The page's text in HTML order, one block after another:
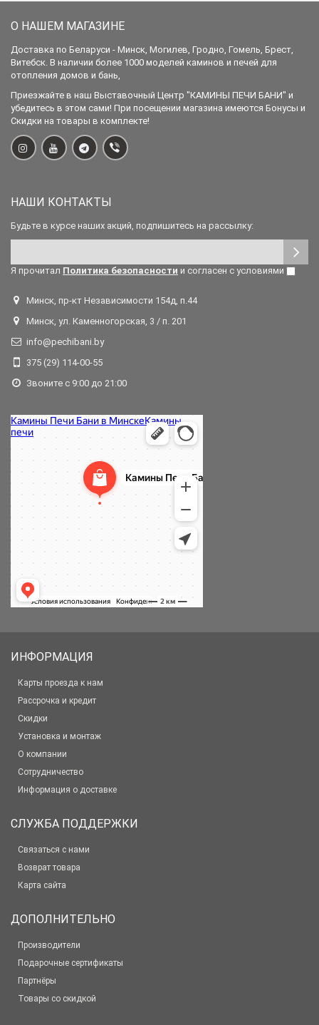
О НАШЕМ МАГАЗИНЕ
Доставка по Беларуси - Минск, Могилев, Гродно, Гомель, Брест,
Витебск. В наличии более 1000 моделей каминов и печей для
отопления домов и бань,
Приезжайте в наш Выставочный Центр "КАМИНЫ ПЕЧИ БАНИ" и
убедитесь в этом сами! При посещении магазина имеются Бонусы и
Скидки на товары в комплекте!
НАШИ КОНТАКТЫ
Будьте в курсе наших акций, подпишитесь на рассылку:
Я прочитал Политика безопасности и согласен с условиями
Минск, пр-кт Независимости 154д, п.44
Минск, ул. Каменногорская, 3 / п. 201
info@pechibani.by
375 (29) 114-00-55
Звоните с 9:00 до 21:00
ИНФОРМАЦИЯ
Карты проезда к нам
Рассрочка и кредит
Скидки
Установка и монтаж
О компании
Сотрудничество
Информация о доставке
СЛУЖБА ПОДДЕРЖКИ
Связаться с нами
Возврат товара
Карта сайта
ДОПОЛНИТЕЛЬНО
Производители
Подарочные сертификаты
Партнёры
Товары со скидкой